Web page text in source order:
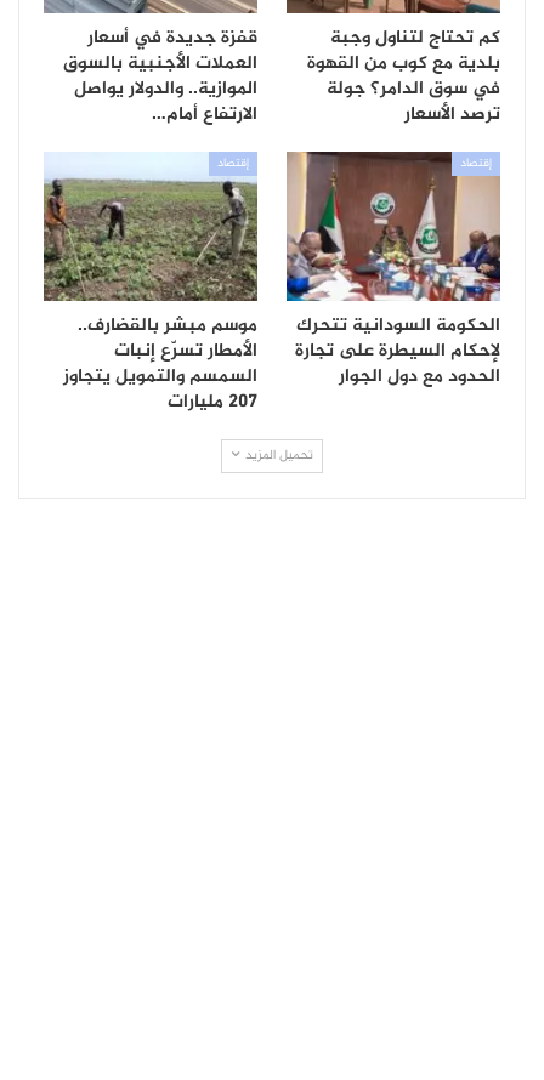
كم تحتاج لتناول وجبة
بلدية مع كوب من القهوة
في سوق الدامر؟ جولة
ترصد الأسعار
قفزة جديدة في أسعار
العملات الأجنبية بالسوق
الموازية.. والدولار يواصل
الارتفاع أمام…
إقتصاد
الحكومة السودانية تتحرك
لإحكام السيطرة على تجارة
الحدود مع دول الجوار
إقتصاد
موسم مبشر بالقضارف..
الأمطار تسرّع إنبات
السمسم والتمويل يتجاوز
207 مليارات
تحميل المزيد